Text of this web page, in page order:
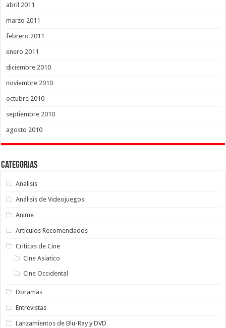
abril 2011
marzo 2011
febrero 2011
enero 2011
diciembre 2010
noviembre 2010
octubre 2010
septiembre 2010
agosto 2010
Categorias
Analisis
Análisis de Videojuegos
Anime
Artículos Recomendados
Criticas de Cine
Cine Asiatico
Cine Occidental
Doramas
Entrevistas
Lanzamientos de Blu-Ray y DVD